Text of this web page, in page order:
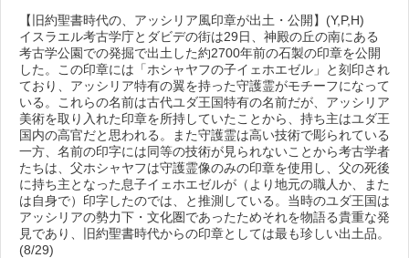
【旧約聖書時代の、アッシリア風印章が出土・公開】(Y,P,H)
イスラエル考古学庁とダビデの街は29日、神殿の丘の南にある
考古学公園での発掘で出土した約2700年前の石製の印章を公開
した。この印章には「ホシャヤフの子イェホエゼル」と刻印され
ており、アッシリア特有の翼を持った守護霊がモチーフになって
いる。これらの名前は古代ユダ王国特有の名前だが、アッシリア
美術を取り入れた印章を所持していたことから、持ち主はユダ王
国内の高官だと思われる。また守護霊は高い技術で彫られている
一方、名前の印字には同等の技術が見られないことから考古学者
たちは、父ホシャヤフは守護霊像のみの印章を使用し、父の死後
に持ち主となった息子イェホエゼルが（より地元の職人か、また
は自身で）印字したのでは、と推測している。当時のユダ王国は
アッシリアの勢力下・文化圏であったためそれを物語る貴重な発
見であり、旧約聖書時代からの印章としては最も珍しい出土品。
(8/29)